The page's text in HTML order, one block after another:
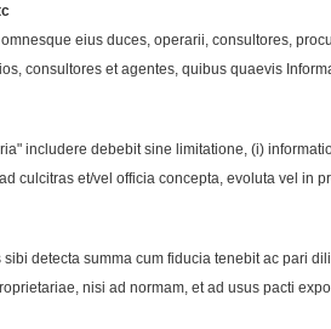
eius duces, operarii, consultores,
consultores et agentes, quibus quaevis
includere debebit sine limitatione, (i)
culcitras et/vel officia concepta, evoluta vel in
detecta summa cum fiducia tenebit ac pari
nisi ad normam, et ad usus pacti